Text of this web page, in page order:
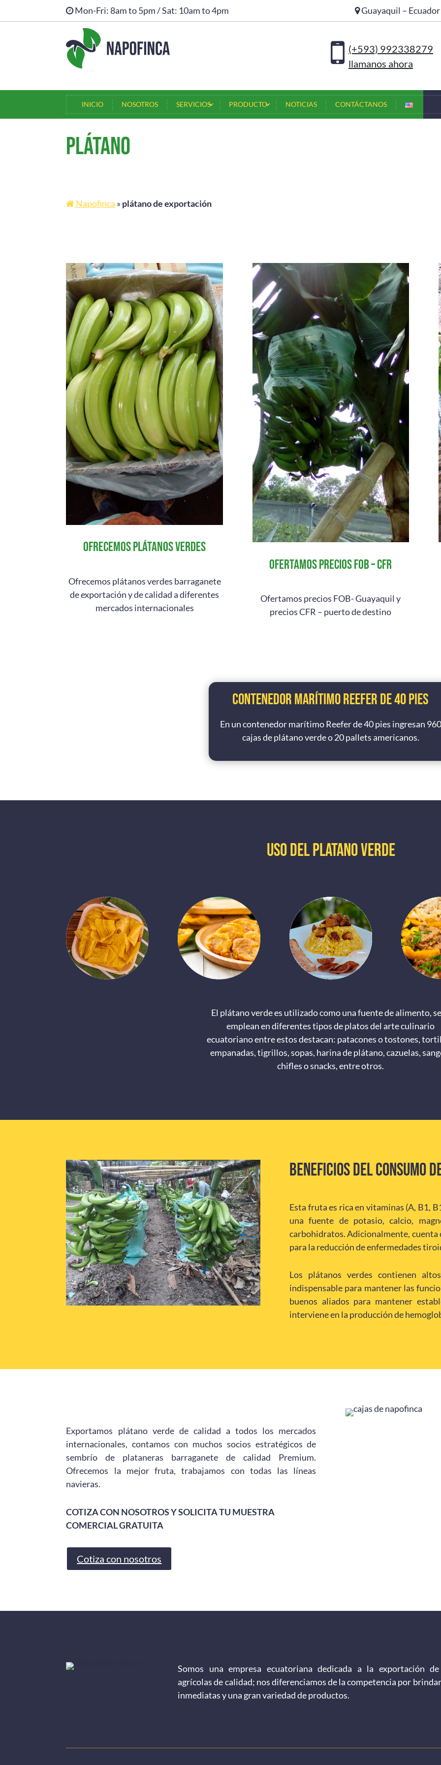
Mon-Fri: 8am to 5pm / Sat: 10am to 4pm Guayaquil –
(+593) 992338279
llamanos ahora
INICIO NOSOTROS SERVICIOS PRODUCTO NOTICIAS CONTÁCTANOS
INICIO NOSOTROS SERVICIOS PRODUCTO NOTICIAS
PLÁTANO
Napofinca » plátano de exportación
Ofrecemos plátanos verdes
Ofrecemos plátanos verdes barraganete
de exportación y de calidad a diferentes
mercados internacionales
ofertamos precios FOB – CFR
Ofertamos precios FOB- Guayaquil y
precios CFR – puerto de destino
Contenedor marítimo Reefer de 40 pies
En un contenedor marítimo Reefer de 40 pies ingresan 960
cajas de plátano verde o 20 pallets americanos.
USO DEL PLATANO VERDE
El plátano verde es utilizado como una fuente de alimento,
emplean en diferentes tipos de platos del arte culinario
ecuatoriano entre estos destacan: patacones o tostones,
empanadas, tigrillos, sopas, harina de plátano, cazuelas,
chifles o snacks, entre otros.
BENEFICIOS DEL CONSUMO
Esta fruta es rica en vitaminas (A, B1,
una fuente de potasio, calcio,
carbohidratos. Adicionalmente, cuenta
para la reducción de enfermedades
Los plátanos verdes contienen
indispensable para mantener las
buenos aliados para mantener
interviene en la producción de
Exportamos plátano verde de calidad a todos los mercados
internacionales, contamos con muchos socios estratégicos de
sembrío de plataneras barraganete de calidad Premium.
Ofrecemos la mejor fruta, trabajamos con todas las líneas
navieras.
COTIZA CON NOSOTROS Y SOLICITA TU MUESTRA
COMERCIAL GRATUITA
Cotiza con nosotros
Somos una empresa ecuatoriana dedicada a la exportación
agrícolas de calidad; nos diferenciamos de la competencia por
inmediatas y una gran variedad de productos.